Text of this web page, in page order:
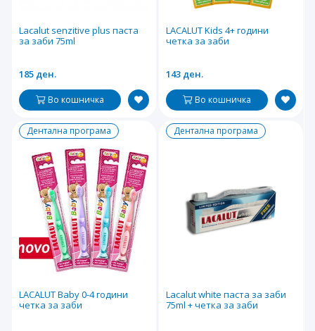
Lacalut senzitive plus паста
за заби 75ml
185 ден.
Во кошничка
LACALUT Kids 4+ години
четка за заби
143 ден.
Во кошничка
Дентална програма
LACALUT Baby 0-4 години
четка за заби
Дентална програма
Lacalut white паста за заби
75ml + четка за заби